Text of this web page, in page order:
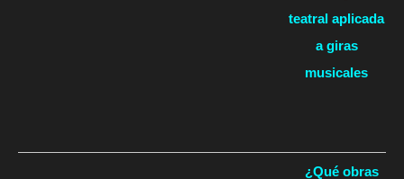
teatral aplicada
a giras
musicales
¿Qué obras